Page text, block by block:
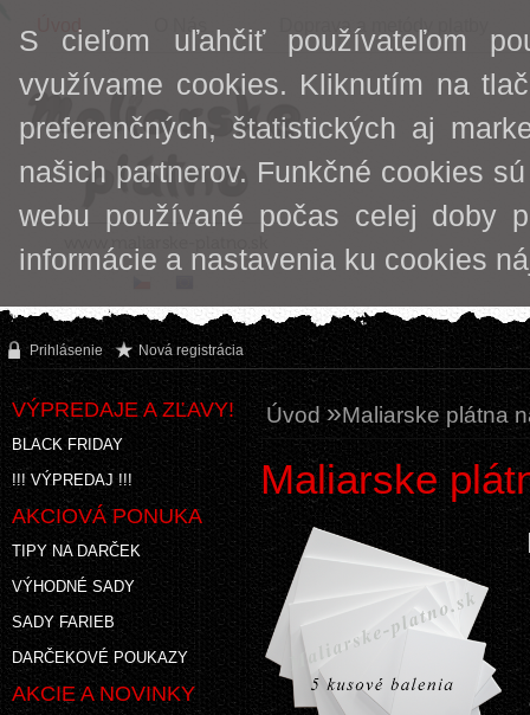
S cieľom uľahčiť používateľom
využívame cookies. Kliknutím na
preferenčných, štatistických aj
našich partnerov. Funkčné cookies
webu používané počas celej doby
informácie a nastavenia ku cookies
Prihlásenie Nová registrácia
Úvod O Nás Doprava a metódy platby
VÝPREDAJE A ZĽAVY!
BLACK FRIDAY
!!! VÝPREDAJ !!!
AKCIOVÁ PONUKA
TIPY NA DARČEK
VÝHODNÉ SADY
SADY FARIEB
DARČEKOVÉ POUKAZY
AKCIE A NOVINKY
Úvod »Maliarske plátna
Maliarske